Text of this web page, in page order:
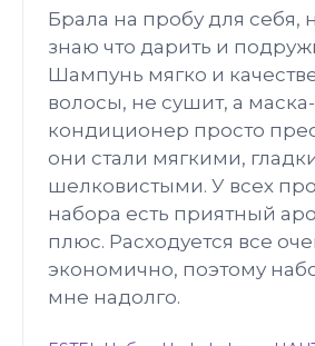
Брала на пробу для себя,
знаю что дарить и
Шампунь мягко и
волосы, не сушит, а маска-
кондиционер просто
они стали мягкими,
шелковистыми. У всех
набора есть приятный
плюс. Расходуется все
экономично, поэтому
мне надолго.